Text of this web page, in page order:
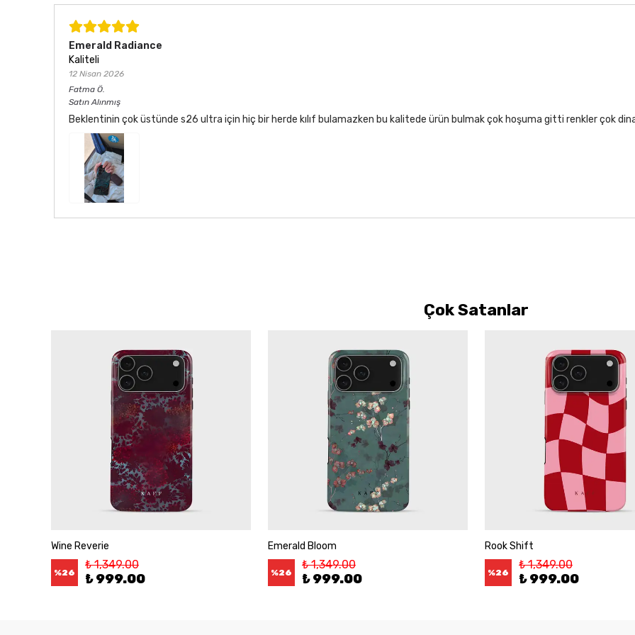
Emerald Radiance
Kaliteli
12 Nisan 2026
Fatma Ö.
Satın Alınmış
Beklentinin çok üstünde s26 ultra için hiç bir herde kılıf bulamazken bu kalitede ürün bulmak çok hoşuma gitti renkler çok
Çok Satanlar
Wine Reverie
%26
₺ 1,349.00
₺ 999.00
Emerald Bloom
%26
₺ 1,349.00
₺ 999.00
Rook Shift
%26
₺ 1,349.00
₺ 999.00